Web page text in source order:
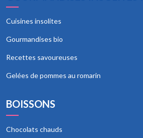
Cuisines insolites
Gourmandises bio
Recettes savoureuses
Gelées de pommes au romarin
BOISSONS
Chocolats chauds